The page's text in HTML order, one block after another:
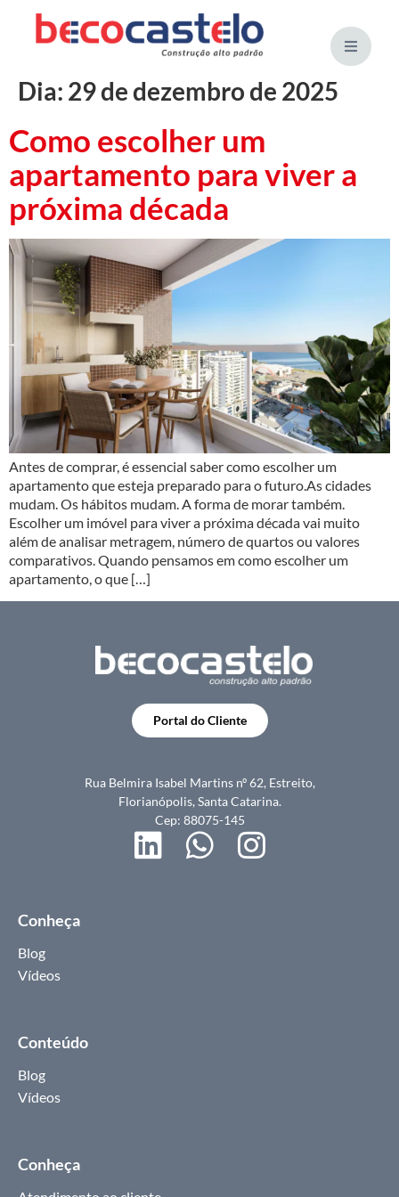
Dia: 29 de dezembro de 2025
Como escolher um
apartamento para viver a
próxima década
Antes de comprar, é essencial saber como escolher um
apartamento que esteja preparado para o futuro.As cidades
mudam. Os hábitos mudam. A forma de morar também.
Escolher um imóvel para viver a próxima década vai muito
além de analisar metragem, número de quartos ou valores
comparativos. Quando pensamos em como escolher um
apartamento, o que […]
Portal do Cliente
Rua Belmira Isabel Martins nº 62, Estreito,
Florianópolis, Santa Catarina.
Cep: 88075-145
Conheça
Blog
Vídeos
Conteúdo
Blog
Vídeos
Conheça